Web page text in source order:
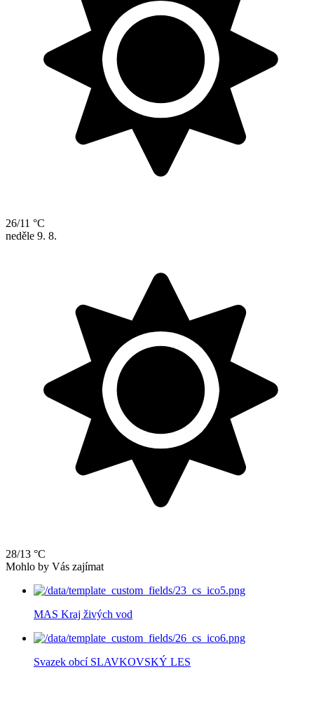
26/11 °C
neděle 9. 8.
28/13 °C
Mohlo by Vás zajímat
MAS Kraj živých vod
Svazek obcí SLAVKOVSKÝ LES